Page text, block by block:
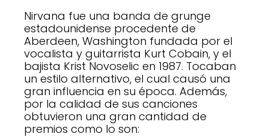
Nirvana fue una banda de grunge
estadounidense procedente de
Aberdeen, Washington fundada por el
vocalista y guitarrista Kurt Cobain, y el
bajista Krist Novoselic en 1987. Tocaban
un estilo alternativo, el cual causó una
gran influencia en su época. Además,
por la calidad de sus canciones
obtuvieron una gran cantidad de
premios como lo son: